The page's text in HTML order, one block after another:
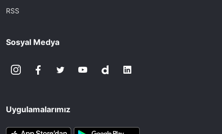
RSS
Sosyal Medya
Uygulamalarımız